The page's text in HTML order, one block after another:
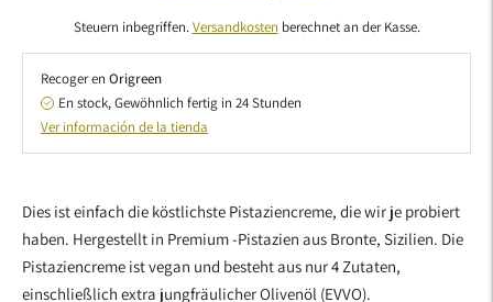
Steuern inbegriffen.Versandkosten berechnet an der Kasse.
Recoger en Origreen
En stock, Gewöhnlich fertig in 24 Stunden
Ver información de la tienda
den
Warenkorb
legen
Dies ist einfach die köstlichste Pistaziencreme, die wir je probiert
haben. Hergestellt in Premium -Pistazien aus Bronte, Sizilien. Die
Pistaziencreme ist vegan und besteht aus nur 4 Zutaten,
einschließlich extra jungfräulicher Olivenöl (EVVO).